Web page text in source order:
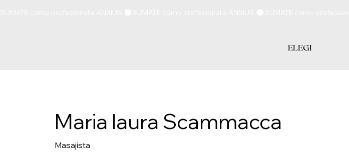
ELEGI
Maria laura Scammacca
Masajista